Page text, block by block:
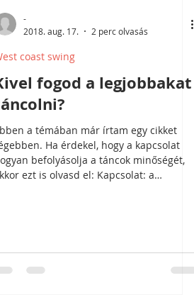
-
2018. aug. 17.
2 perc olvasás
coast swing
fogod a legjobbakat
a témában már írtam egy cikket
Ha érdekel, hogy a kapcsolat
befolyásolja a táncok minőségét,
ezt is olvasd el: Kapcsolat: a
Azokkal a lányokkal/fiúkkal lesznek a